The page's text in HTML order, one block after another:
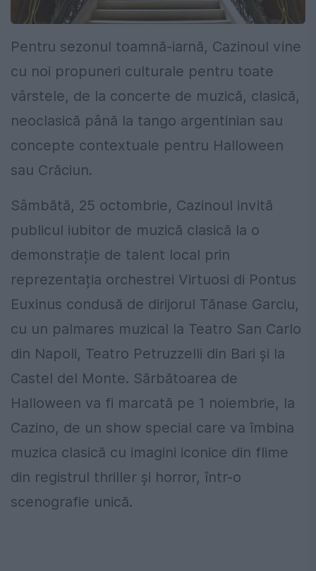
Pentru sezonul toamnă-iarnă, Cazinoul vine
cu noi propuneri culturale pentru toate
vârstele, de la concerte de muzică, clasică,
neoclasică până la tango argentinian sau
concepte contextuale pentru Halloween
sau Crăciun.
Sâmbătă, 25 octombrie, Cazinoul invită
publicul iubitor de muzică clasică la o
demonstrație de talent local prin
reprezentația orchestrei Virtuosi di Pontus
Euxinus condusă de dirijorul Tănase Garciu,
cu un palmares muzical la Teatro San Carlo
din Napoli, Teatro Petruzzelli din Bari și la
Castel del Monte. Sărbătoarea de
Halloween va fi marcată pe 1 noiembrie, la
Cazino, de un show special care va îmbina
muzica clasică cu imagini iconice din flime
din registrul thriller și horror, într-o
scenografie unică.